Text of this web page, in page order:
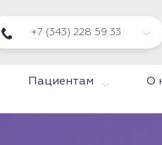
+7 (343) 228 59 33
Пациентам О